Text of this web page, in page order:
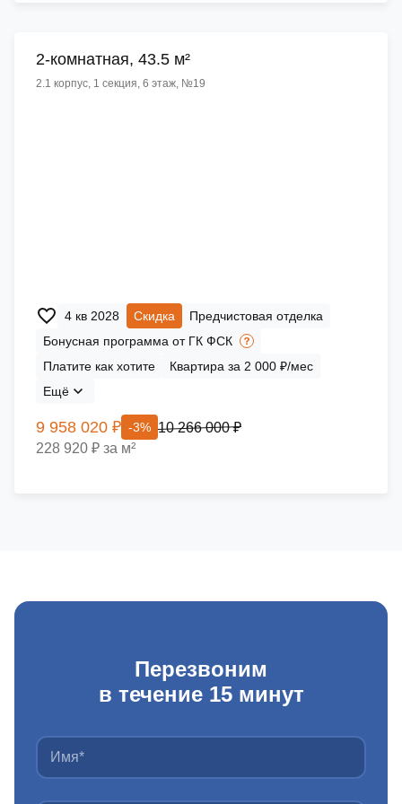
2-комнатная, 43.5 м²
2.1 корпус, 1 секция, 6 этаж, №19
4 кв 2028 Скидка
Предчистовая отделка
Бонусная программа от ГК ФСК
Платите как хотите
Квартира за 2 000 ₽/мес
Ещё
9 958 020 ₽ -3% 10 266 000 ₽
228 920 ₽ за м²
Перезвоним
в течение 15 минут